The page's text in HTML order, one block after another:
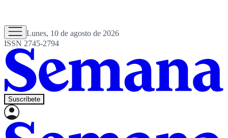
Lunes, 10 de agosto de 2026
ISSN 2745-2794
Suscríbete